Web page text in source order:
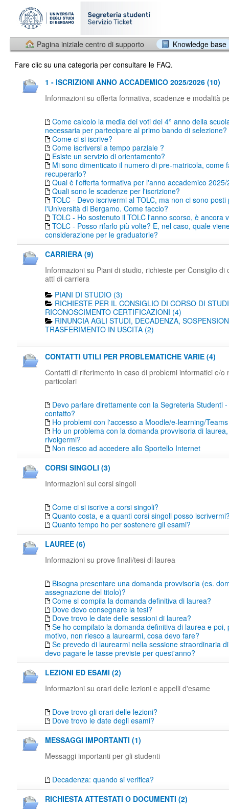
Pagina iniziale centro di supporto
Knowledge base
Fare clic su una categoria per consultare le FAQ.
1 - ISCRIZIONI ANNO ACCADEMICO 2025/2026 (10)
Informazioni su offerta formativa, scadenze e modalità
Come calcolo la media dei voti del 4° anno della
necessaria per partecipare al primo bando di selezione?
Come ci si iscrive?
Come iscriversi a tempo parziale ?
Esiste un servizio di orientamento?
Mi sono dimenticato il numero di pre-matricola, come
recuperarlo?
Qual è l'offerta formativa per l'anno accademico
Quali sono le scadenze per l'iscrizione?
TOLC - Devo iscrivermi al TOLC, ma non ci sono posti
l'Università di Bergamo. Come faccio?
TOLC - Ho sostenuto il TOLC l'anno scorso, è ancora
TOLC - Posso rifarlo più volte? E, nel caso, quale
considerazione per le graduatorie?
CARRIERA (9)
Informazioni su Piani di studio, richieste per Consiglio di
atti di carriera
PIANI DI STUDIO (3)
RICHIESTE PER IL CONSIGLIO DI CORSO DI
RICONOSCIMENTO CERTIFICAZIONI (4)
RINUNCIA AGLI STUDI, DECADENZA,
TRASFERIMENTO IN USCITA (2)
CONTATTI UTILI PER PROBLEMATICHE VARIE (4)
Contatti di riferimento in caso di problemi informatici e/o
particolari
Devo parlare direttamente con la Segreteria Studenti
contatto?
Ho problemi con l'accesso a Moodle/e-learning/Teams
Ho un problema con la domanda provvisoria di
rivolgermi?
Non riesco ad accedere allo Sportello Internet
CORSI SINGOLI (3)
Informazioni sui corsi singoli
Come ci si iscrive a corsi singoli?
Quanto costa, e a quanti corsi singoli posso
Quanto tempo ho per sostenere gli esami?
LAUREE (6)
Informazioni su prove finali/tesi di laurea
Bisogna presentare una domanda provvisoria (es.
assegnazione del titolo)?
Come si compila la domanda definitiva di laurea?
Dove devo consegnare la tesi?
Dove trovo le date delle sessioni di laurea?
Se ho compilato la domanda definitiva di laurea e poi,
motivo, non riesco a laurearmi, cosa devo fare?
Se prevedo di laurearmi nella sessione straordinaria
devo pagare le tasse previste per quest'anno?
LEZIONI ED ESAMI (2)
Informazioni su orari delle lezioni e appelli d'esame
Dove trovo gli orari delle lezioni?
Dove trovo le date degli esami?
MESSAGGI IMPORTANTI (1)
Messaggi importanti per gli studenti
Decadenza: quando si verifica?
RICHIESTA ATTESTATI O DOCUMENTI (2)